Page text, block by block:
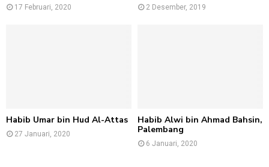
17 Februari, 2020 2 Desember, 2019
Habib Umar bin Hud Al-Attas
27 Januari, 2020
Habib Alwi bin Ahmad Bahsin,
Palembang
6 Januari, 2020